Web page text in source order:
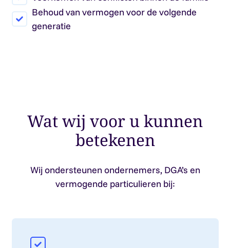
Behoud van vermogen voor de volgende
generatie
Wat wij voor u kunnen
betekenen
Wij ondersteunen ondernemers, DGA’s en
vermogende particulieren bij: